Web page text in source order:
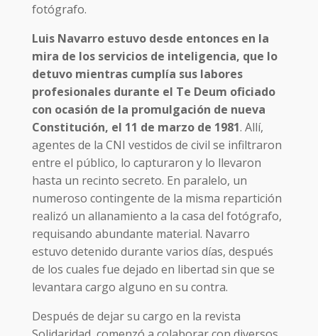
fotógrafo.
Luis Navarro estuvo desde entonces en la
mira de los servicios de inteligencia, que lo
detuvo mientras cumplía sus labores
profesionales durante el Te Deum oficiado
con ocasión de la promulgación de nueva
Constitución, el 11 de marzo de 1981. Allí,
agentes de la CNI vestidos de civil se infiltraron
entre el público, lo capturaron y lo llevaron
hasta un recinto secreto. En paralelo, un
numeroso contingente de la misma repartición
realizó un allanamiento a la casa del fotógrafo,
requisando abundante material. Navarro
estuvo detenido durante varios días, después
de los cuales fue dejado en libertad sin que se
levantara cargo alguno en su contra.
Después de dejar su cargo en la revista